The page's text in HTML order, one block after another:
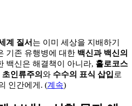
계 질서 는 이미 세상을 지배하기
기존 유행병에 대한 백신과 백신의
백신은 해결책이 아니라, 홀로코스
초인류주의 와 수수의 표식 삽입 로
인간에게. (계속)